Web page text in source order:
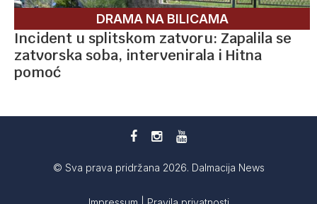
DRAMA NA BILICAMA
Incident u splitskom zatvoru: Zapalila se
zatvorska soba, intervenirala i Hitna
pomoć
© Sva prava pridržana 2026. Dalmacija News